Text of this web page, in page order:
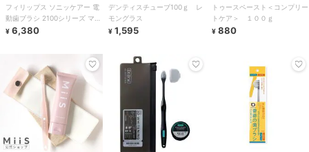
フィリップス ソニッケアー 電
動歯ブラシ 2100シリーズ マリ
ンブルー
¥ 6,380
デンティスチューブ100ｇ レ
モングラス
¥ 1,595
トゥースペースト＜コンプリー
トケア＞ １００ｇ
¥ 880